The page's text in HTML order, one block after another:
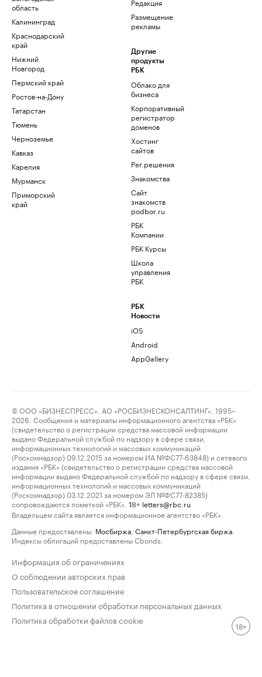
область
Калининград
Краснодарский
край
Нижний
Новгород
Пермский край
Ростов-на-Дону
Татарстан
Тюмень
Черноземье
Кавказ
Карелия
Мурманск
Приморский
край
Размещение
рекламы
Другие
продукты
РБК
Облако для
бизнеса
Корпоративный
регистратор
доменов
Хостинг
сайтов
Рег.решения
Знакомства
Сайт
знакомств
podbor.ru
РБК
Компании
РБК Курсы
Школа
управления
РБК
РБК
Новости
iOS
Android
AppGallery
© ООО «БИЗНЕСПРЕСС», АО «РОСБИЗНЕСКОНСАЛТИНГ», 1995–
2026. Сообщения и материалы информационного агентства «РБК»
(свидетельство о регистрации средства массовой информации
выдано Федеральной службой по надзору в сфере связи,
информационных технологий и массовых коммуникаций
(Роскомнадзор) 09.12.2015 за номером ИА №ФС77-63848) и сетевого
издания «РБК» (свидетельство о регистрации средства массовой
информации выдано Федеральной службой по надзору в сфере связи,
информационных технологий и массовых коммуникаций
(Роскомнадзор) 03.12.2021 за номером ЭЛ №ФС77-82385)
сопровождаются пометкой «РБК».
18+ letters@rbc.ru
Владельцем сайта является информационное агентство «РБК».
Данные предоставлены: Мосбиржа Санкт-Петербургская биржа
Индексы облигаций предоставлены Cbonds.
Информация об ограничениях
О соблюдении авторских прав
Пользовательское соглашение
Политика в отношении обработки персональных данных
Политика обработки файлов cookie
18+